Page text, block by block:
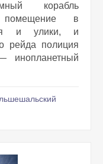
корабль
помещение в
и улики, и
рейда полиция
инопланетный